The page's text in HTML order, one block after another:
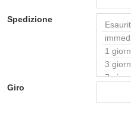
Spedizione
Giro